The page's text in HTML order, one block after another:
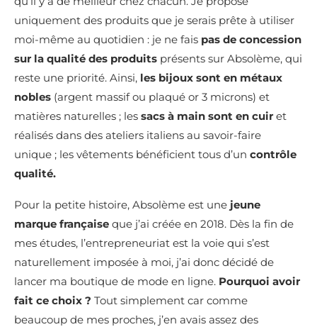
uniquement des produits que je serais prête à utiliser
moi-même au quotidien : je ne fais pas de concession
sur la qualité des produits présents sur Absolème, qui
reste une priorité. Ainsi, les bijoux sont en métaux
nobles (argent massif ou plaqué or 3 microns) et
matières naturelles ; les sacs à main sont en cuir et
réalisés dans des ateliers italiens au savoir-faire
unique ; les vêtements bénéficient tous d’un contrôle
qualité.
Pour la petite histoire, Absolème est une jeune
marque française que j’ai créée en 2018. Dès la fin de
mes études, l’entrepreneuriat est la voie qui s’est
naturellement imposée à moi, j’ai donc décidé de
lancer ma boutique de mode en ligne. Pourquoi avoir
fait ce choix ? Tout simplement car comme
beaucoup de mes proches, j’en avais assez des